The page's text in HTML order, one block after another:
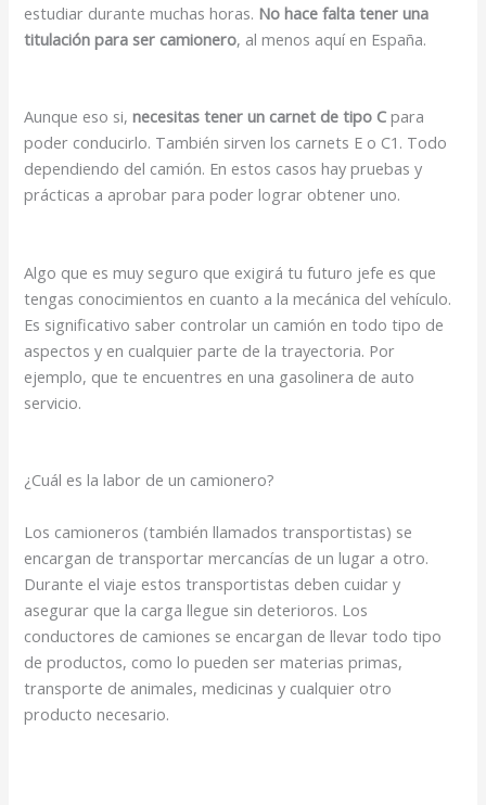
estudiar durante muchas horas. No hace falta tener una
titulación para ser camionero, al menos aquí en España.
Aunque eso si,necesitas tener un carnet de tipo C para
poder conducirlo. También sirven los carnets E o C1. Todo
dependiendo del camión. En estos casos hay pruebas y
prácticas a aprobar para poder lograr obtener uno.
Algo que es muy seguro que exigirá tu futuro jefe es que
tengas conocimientos en cuanto a la mecánica del vehículo.
Es significativo saber controlar un camión en todo tipo de
aspectos y en cualquier parte de la trayectoria. Por
ejemplo, que te encuentres en una gasolinera de auto
servicio.
¿Cuál es la labor de un camionero?
Los camioneros (también llamados transportistas) se
encargan de transportar mercancías de un lugar a otro.
Durante el viaje estos transportistas deben cuidar y
asegurar que la carga llegue sin deterioros. Los
conductores de camiones se encargan de llevar todo tipo
de productos, como lo pueden ser materias primas,
transporte de animales, medicinas y cualquier otro
producto necesario.